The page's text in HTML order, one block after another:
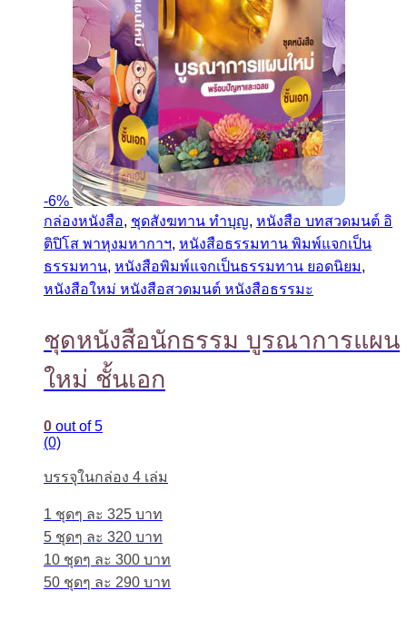
-6%
กล่องหนังสือ, ชุดสังฆทาน ทำบุญ, หนังสือ บทสวดมนต์ อิ
ติปิโส พาหุงมหากาฯ, หนังสือธรรมทาน พิมพ์แจกเป็น
ธรรมทาน, หนังสือพิมพ์แจกเป็นธรรมทาน ยอดนิยม,
หนังสือใหม่ หนังสือสวดมนต์ หนังสือธรรมะ
ชุดหนังสือนักธรรม บูรณาการแผน
ใหม่ ชั้นเอก
0 out of 5
(0)
บรรจุในกล่อง 4 เล่ม
1 ชุดๆ ละ 325 บาท
5 ชุดๆ ละ 320 บาท
10 ชุดๆ ละ 300 บาท
50 ชุดๆ ละ 290 บาท